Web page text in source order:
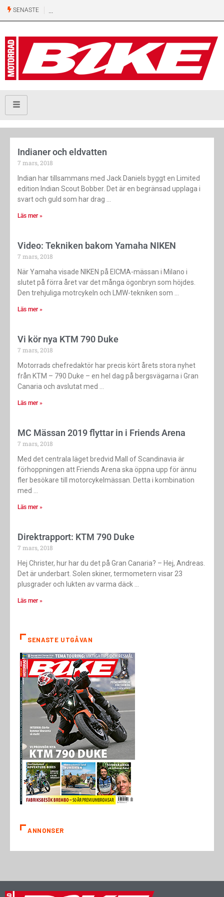
SENASTE
Indianer och eldvatten
7 mars, 2018
Indian har tillsammans med Jack Daniels byggt en Limited
edition Indian Scout Bobber. Det är en begränsad upplaga i
svart och guld som har drag
Läs mer »
Video: Tekniken bakom Yamaha NIKEN
7 mars, 2018
När Yamaha visade NIKEN på EICMA-mässan i Milano i
slutet på förra året var det många ögonbryn som höjdes.
Den trehjuliga motrcykeln och LMW-tekniken som
Läs mer »
Vi kör nya KTM 790 Duke
7 mars, 2018
Motorrads chefredaktör har precis kört årets stora nyhet
från KTM – 790 Duke – en hel dag på bergsvägarna i Gran
Canaria och avslutat med
Läs mer »
MC Mässan 2019 flyttar in i Friends Arena
7 mars, 2018
Med det centrala läget bredvid Mall of Scandinavia är
förhoppningen att Friends Arena ska öppna upp för ännu
fler besökare till motorcykelmässan. Detta i kombination
med
Läs mer »
Direktrapport: KTM 790 Duke
7 mars, 2018
Hej Christer, hur har du det på Gran Canaria? – Hej, Andreas.
Det är underbart. Solen skiner, termometern visar 23
plusgrader och lukten av varma däck
Läs mer »
SENASTE UTGÅVAN
ANNONSER